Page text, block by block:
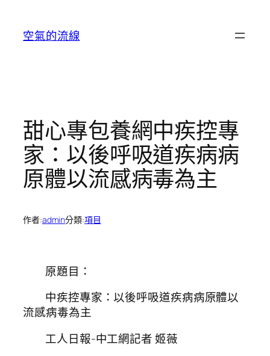
空氣的流線
甜心專包養網中疾控專
家：以後呼吸道疾病病
原體以流感病毒為主
作者:admin分類:項目
原題目：
中疾控專家：以後呼吸道疾病病原體以
流感病毒為主
工人日報-中工網記者 姬薇